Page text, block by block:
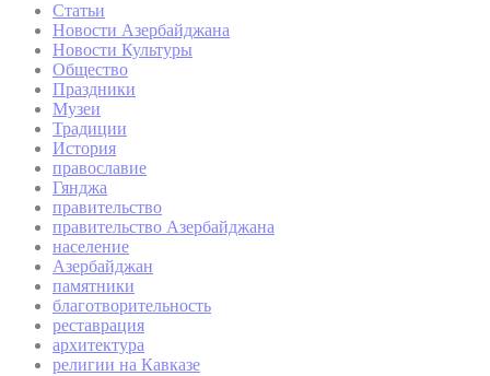
Статьи
Новости Азербайджана
Новости Культуры
Общество
Праздники
Музеи
Традиции
История
православие
Гянджа
правительство
правительство Азербайджана
население
Азербайджан
памятники
благотворительность
реставрация
архитектура
религии на Кавказе